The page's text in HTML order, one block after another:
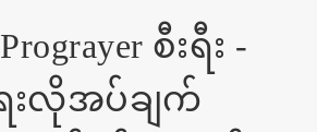
စီးရီး -
းလိုအပ်ချက်